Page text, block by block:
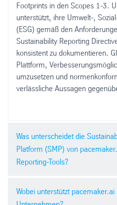
Footprints in den Scopes 1-3.
unterstützt, ihre Umwelt-,
(ESG) gemäß den
Sustainability Reporting
konsistent zu dokumentieren.
Plattform,
umzusetzen und
verlässliche Aussagen
Was unterscheidet die
Platform (SMP) von
Reporting-Tools?
Im Gegensatz zu klassischen
Lösungen bietet die
Wobei unterstützt pacemaker.ai